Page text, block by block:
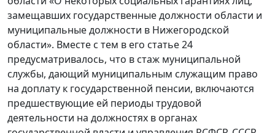
замещавших государственные должности области и
муниципальные должности в Нижегородской
области». Вместе с тем в его статье 24
предусматривалось, что в стаж муниципальной
службы, дающий муниципальным служащим право
на доплату к государственной пенсии, включаются
предшествующие ей периоды трудовой
деятельности на должностях в органах